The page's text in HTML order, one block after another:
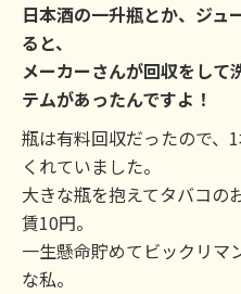
日本酒の一升瓶とか、ジュ
ると、
メーカーさんが回収をして
テムがあったんですよ！
瓶は有料回収だったので、
くれていました。
大きな瓶を抱えてタバコの
賃10円。
一生懸命貯めてビックリマ
な私。